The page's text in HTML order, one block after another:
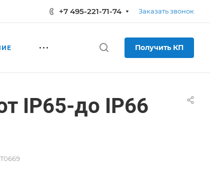
+7 495-221-71-74 Заказать звонок
Получить КП
IP65-до IP66